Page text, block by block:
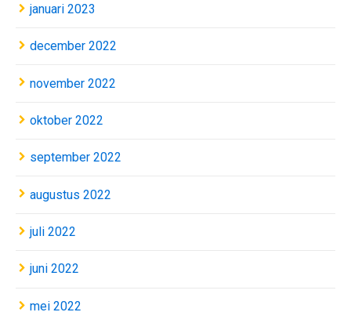
januari 2023
december 2022
november 2022
oktober 2022
september 2022
augustus 2022
juli 2022
juni 2022
mei 2022